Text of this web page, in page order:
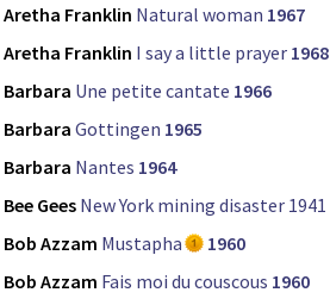
Aretha Franklin Natural woman 1967
Aretha Franklin I say a little prayer 1968
Barbara Une petite cantate 1966
Barbara Gottingen 1965
Barbara Nantes 1964
Bee Gees New York mining disaster 1941
Bob Azzam Mustapha
1960
Bob Azzam Fais moi du couscous 1960